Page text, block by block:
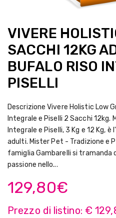
VIVERE
SACCHI 12KG
BUFALO RISO
PISELLI
Descrizione Vivere Holistic Low
Integrale e Piselli 2 Sacchi 12kg.
Integrale e Piselli, 3 Kg e 12 Kg,
adulti. Mister Pet - Tradizione e
famiglia Gambarelli si tramanda
passione nello...
129,80€
Prezzo di listino: €